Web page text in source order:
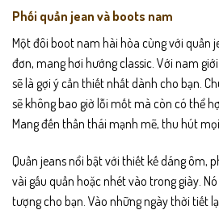
Phối quần jean và boots nam
Một đôi boot nam hài hòa cùng với quần
đơn, mang hơi hướng classic. Với nam
sẽ là gợi ý cần thiết nhất dành cho bạn.
sẽ không bao giờ lỗi mốt mà còn có thể
Mang đến thần thái mạnh mẽ, thu hút
Quần jeans nổi bật với thiết kế dáng ôm,
vài gấu quần hoặc nhét vào trong giày.
tượng cho bạn. Vào những ngày thời tiết